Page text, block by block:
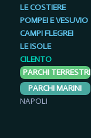
LE COSTIERE
POMPEI E VESUVIO
CAMPI FLEGREI
LE ISOLE
CILENTO
PARCHI TERRESTRI
PARCHI MARINI
NAPOLI